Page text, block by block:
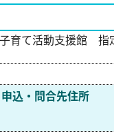
育て活動支援館 指
申込・問合先住所